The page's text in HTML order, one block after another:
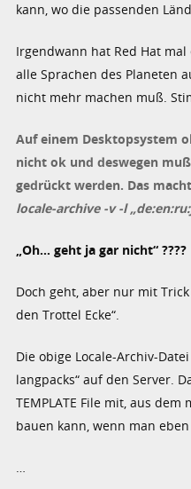
kann, wo die passenden
Irgendwann hat Red Hat
alle Sprachen des Planeten
nicht mehr machen muß.
Auf einem Desktopsystem
nicht ok und deswegen
gedrückt werden. Das
locale-archive -v -l
„Oh… geht ja gar nicht“ ????
Doch geht, aber nur mit
den Trottel Ecke“.
Die obige Locale-Archiv-
langpacks“ auf den Server.
TEMPLATE File mit, aus
bauen kann, wenn man
…